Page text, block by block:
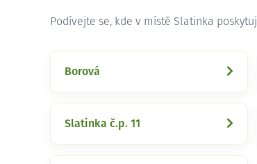
Podívejte se, kde v místě Slatinka
Borová
Slatinka č.p. 11